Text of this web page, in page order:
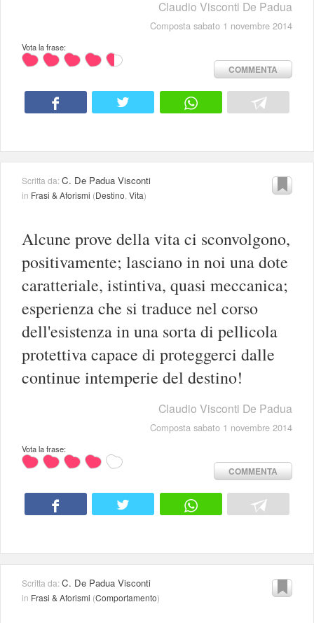
Claudio Visconti De Padua
Composta sabato 1 novembre 2014
Vota la frase:
COMMENTA
Scritta da:C. De Padua Visconti
in Frasi & Aforismi (Destino Vita)
Alcune prove della vita ci sconvolgono,
positivamente; lasciano in noi una dote
caratteriale, istintiva, quasi meccanica;
esperienza che si traduce nel corso
dell'esistenza in una sorta di pellicola
protettiva capace di proteggerci dalle
continue intemperie del destino!
Claudio Visconti De Padua
Composta sabato 1 novembre 2014
Vota la frase:
COMMENTA
Scritta da:C. De Padua Visconti
in Frasi & Aforismi (Comportamento)